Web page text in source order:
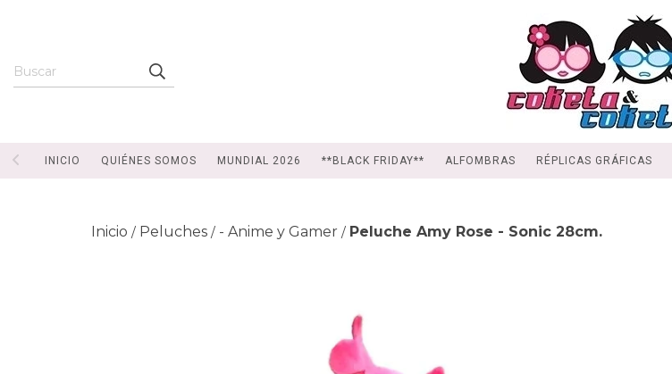
INICIO QUIÉNES SOMOS MUNDIAL 2026 **BLACK FRIDAY** ALFOMBRAS RÉPLICAS GRÁFICAS
Inicio / Peluches / - Anime y Gamer / Peluche Amy Rose - Sonic 28cm.